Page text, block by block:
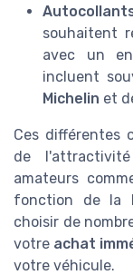
souhaitent
avec un
incluent
Michelin et
Ces différentes
de
amateurs
fonction de la
choisir de
votre achat
votre véhicule.